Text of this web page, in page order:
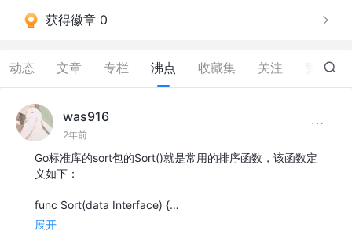
获得徽章 0
动态 文章 专栏 沸点 收藏集 关注 6
was916
2年前
Go标准库的sort包的Sort()就是常用的排序函数，该函数定
义如下：
func Sort(data Interface) {…
展开